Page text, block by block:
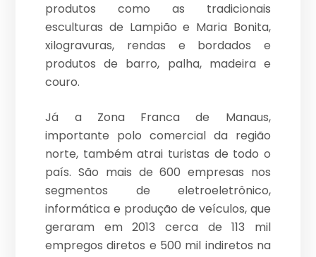
produtos como as tradicionais
esculturas de Lampião e Maria Bonita,
xilogravuras, rendas e bordados e
produtos de barro, palha, madeira e
couro.
Já a Zona Franca de Manaus,
importante polo comercial da região
norte, também atrai turistas de todo o
país. São mais de 600 empresas nos
segmentos de eletroeletrônico,
informática e produção de veículos, que
geraram em 2013 cerca de 113 mil
empregos diretos e 500 mil indiretos na